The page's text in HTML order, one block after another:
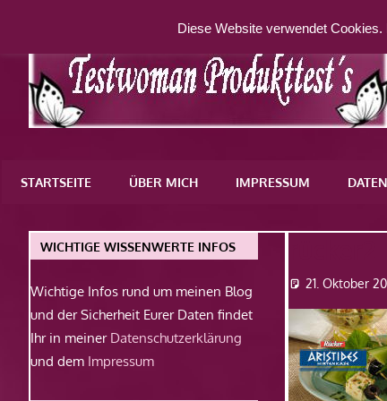
springen
WordPress-
STARTSEITE ÜBER MICH IMPRESSUM
21. Oktober
WICHTIGE WISSENWERTE INFOS
Wichtige Infos rund um meinen Blog
und der Sicherheit Eurer Daten findet
Ihr in meiner Datenschutzerklärung
und dem Impressum
Diese Website verwendet